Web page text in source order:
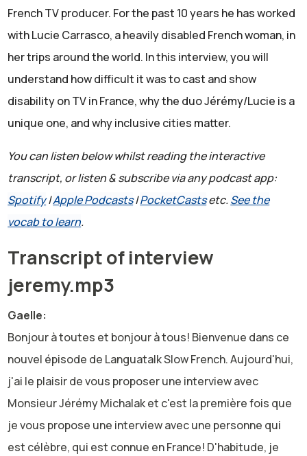
French TV producer. For the past 10 years he has worked
with Lucie Carrasco, a heavily disabled French woman, in
her trips around the world. In this interview, you will
understand how difficult it was to cast and show
disability on TV in France, why the duo Jérémy/Lucie is a
unique one, and why inclusive cities matter.
You can listen below whilst reading the interactive
transcript, or listen & subscribe via any podcast app:
Spotify|Apple Podcasts|PocketCastsetc.See the
vocab to learn.
Transcript of interview
jeremy.mp3
Gaelle:
Bonjour à toutes et bonjour à tous! Bienvenue dans ce
nouvel épisode de Languatalk Slow French. Aujourd'hui,
j'ai le plaisir de vous proposer une interview avec
Monsieur Jérémy Michalak et c'est la première fois que
je vous propose une interview avec une personne qui
est célèbre, qui est connue en France! D'habitude, je